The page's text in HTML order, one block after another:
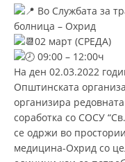
Во Службата за
болница – Охрид
02 март (СРЕДА)
09:00 – 12:00ч
На ден 02.03.2022
Општинската
организира
соработка со СОСУ
се одржи во
медицина-Охрид со